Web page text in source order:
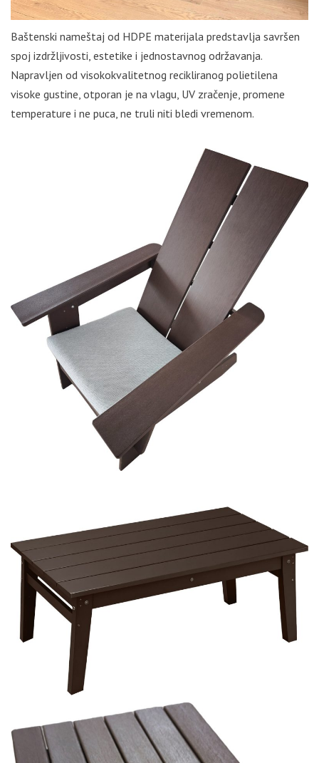
Baštenski nameštaj od HDPE materijala predstavlja savršen
spoj izdržljivosti, estetike i jednostavnog održavanja.
Napravljen od visokokvalitetnog recikliranog polietilena
visoke gustine, otporan je na vlagu, UV zračenje, promene
temperature i ne puca, ne truli niti bledi vremenom.